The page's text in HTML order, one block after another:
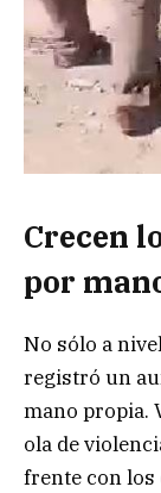
Crecen
por
No sólo a
registró un
mano propia.
ola de
frente con los